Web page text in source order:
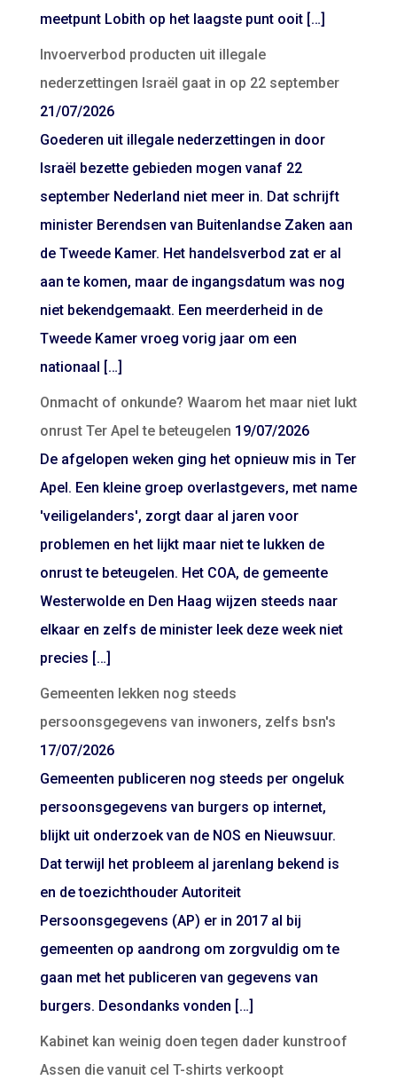
meetpunt Lobith op het laagste punt ooit […]
Invoerverbod producten uit illegale
nederzettingen Israël gaat in op 22 september
21/07/2026
Goederen uit illegale nederzettingen in door
Israël bezette gebieden mogen vanaf 22
september Nederland niet meer in. Dat schrijft
minister Berendsen van Buitenlandse Zaken aan
de Tweede Kamer. Het handelsverbod zat er al
aan te komen, maar de ingangsdatum was nog
niet bekendgemaakt. Een meerderheid in de
Tweede Kamer vroeg vorig jaar om een
nationaal […]
Onmacht of onkunde? Waarom het maar niet lukt
onrust Ter Apel te beteugelen 19/07/2026
De afgelopen weken ging het opnieuw mis in Ter
Apel. Een kleine groep overlastgevers, met name
'veiligelanders', zorgt daar al jaren voor
problemen en het lijkt maar niet te lukken de
onrust te beteugelen. Het COA, de gemeente
Westerwolde en Den Haag wijzen steeds naar
elkaar en zelfs de minister leek deze week niet
precies […]
Gemeenten lekken nog steeds
persoonsgegevens van inwoners, zelfs bsn's
17/07/2026
Gemeenten publiceren nog steeds per ongeluk
persoonsgegevens van burgers op internet,
blijkt uit onderzoek van de NOS en Nieuwsuur.
Dat terwijl het probleem al jarenlang bekend is
en de toezichthouder Autoriteit
Persoonsgegevens (AP) er in 2017 al bij
gemeenten op aandrong om zorgvuldig om te
gaan met het publiceren van gegevens van
burgers. Desondanks vonden […]
Kabinet kan weinig doen tegen dader kunstroof
Assen die vanuit cel T-shirts verkoopt